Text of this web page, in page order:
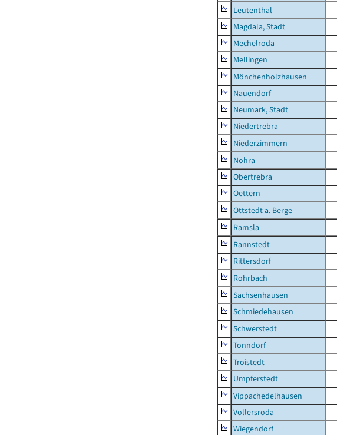
Leutenthal
Magdala, Stadt
Mechelroda
Mellingen
Mönchenholzhausen
Nauendorf
Neumark, Stadt
Niedertrebra
Niederzimmern
Nohra
Obertrebra
Oettern
Ottstedt a. Berge
Ramsla
Rannstedt
Rittersdorf
Rohrbach
Sachsenhausen
Schmiedehausen
Schwerstedt
Tonndorf
Troistedt
Umpferstedt
Vippachedelhausen
Vollersroda
Wiegendorf